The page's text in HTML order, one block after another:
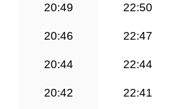
20:49 22:50
20:46 22:47
20:44 22:44
20:42 22:41